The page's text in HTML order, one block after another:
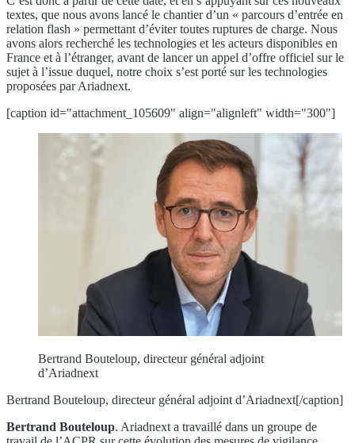
textes, que nous avons lancé le chantier d’un « parcours d’entrée en
relation flash » permettant d’éviter toutes ruptures de charge. Nous
avons alors recherché les technologies et les acteurs disponibles en
France et à l’étranger, avant de lancer un appel d’offre officiel sur le
sujet à l’issue duquel, notre choix s’est porté sur les technologies
proposées par Ariadnext.
[caption id="attachment_105609" align="alignleft" width="300"]
Bertrand Bouteloup, directeur général adjoint
d’Ariadnext
Bertrand Bouteloup, directeur général adjoint d’Ariadnext[/caption]
Bertrand Bouteloup. Ariadnext a travaillé dans un groupe de